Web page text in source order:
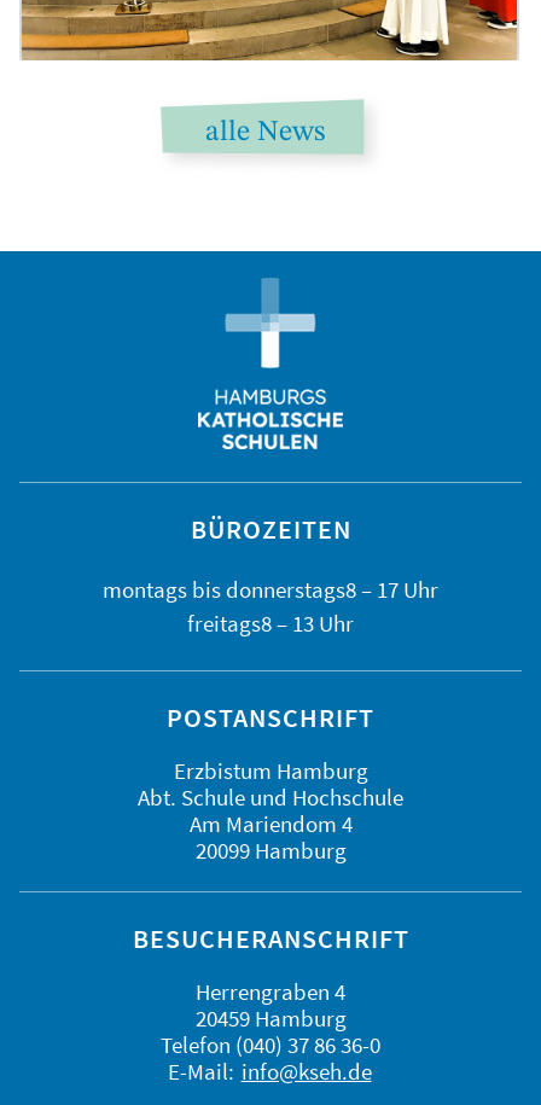
alle News
BÜROZEITEN
montags bis donnerstags8 – 17 Uhr
freitags8 – 13 Uhr
POSTANSCHRIFT
Erzbistum Hamburg
Abt. Schule und Hochschule
Am Mariendom 4
20099 Hamburg
BESUCHERANSCHRIFT
Herrengraben 4
20459 Hamburg
Telefon (040) 37 86 36-0
E-Mail: info@kseh.de